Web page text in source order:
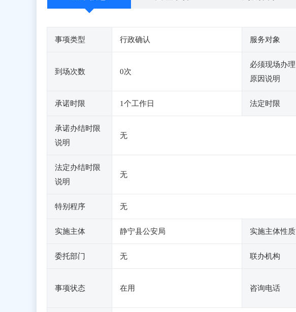
事项类型 行政确认 服务对象
到场次数 0次
必须现场办理
原因说明
承诺时限 1个工作日 法定时限
承诺办结时限
说明
无
法定办结时限
说明
无
特别程序 无
实施主体 静宁县公安局 实施主体性质
委托部门 无 联办机构
事项状态 在用 咨询电话